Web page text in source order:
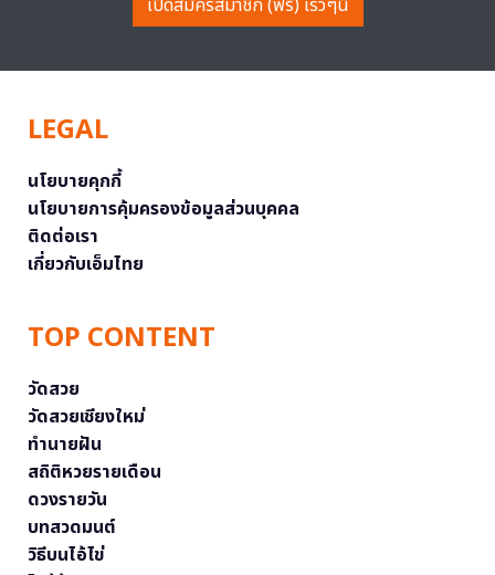
LEGAL
นโยบายคุกกี้
นโยบายการคุ้มครองข้อมูลส่วนบุคคล
ติดต่อเรา
เกี่ยวกับเอ็มไทย
TOP CONTENT
วัดสวย
วัดสวยเชียงใหม่
ทำนายฝัน
สถิติหวยรายเดือน
ดวงรายวัน
บทสวดมนต์
วิธีบนไอ้ไข่